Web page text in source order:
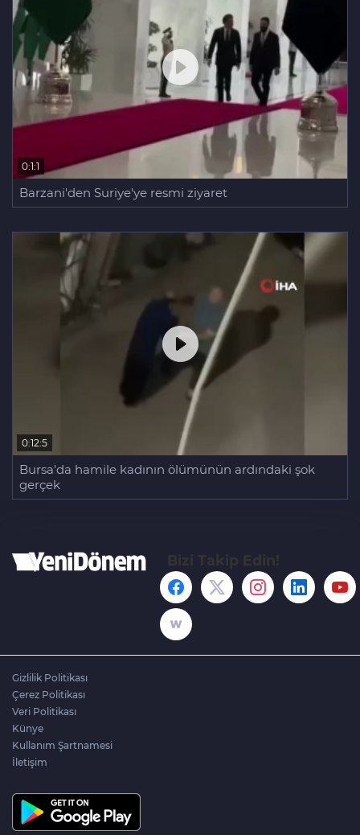
0:1:1
Barzani'den Suriye'ye resmi ziyaret
0:12:5
Bursa'da hamile kadının ölümünün ardındaki şok
gerçek
Gizlilik Politikası
Çerez Politikası
Veri Politikası
Künye
Kullanım Şartnamesi
İletişim